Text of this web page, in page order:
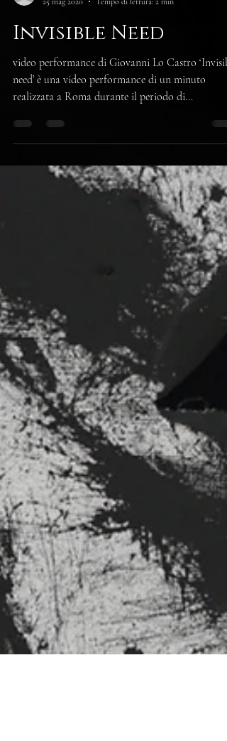
25 mag 2020
Tempo di lettura: 2 min
Invisible Need
video performance di Giovanni Lo Castro
realizzata a Roma durante il periodo di...